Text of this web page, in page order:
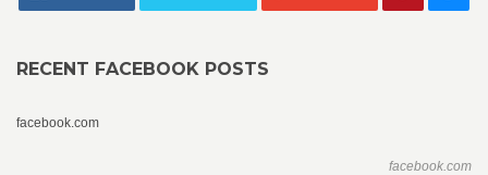
RECENT FACEBOOK POSTS
facebook.com
facebook.com